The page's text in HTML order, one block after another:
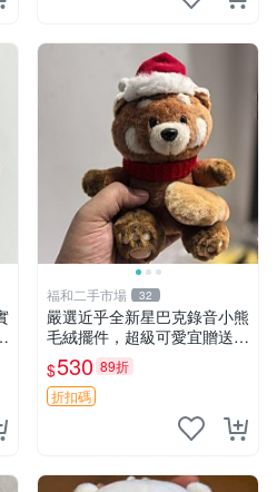
福和二手市場 32
嚴選近乎全新星巴克錄音小熊
毛絨擺件，超級可愛宜贈送掛
飾 錄音小熊 毛絨擺件 贈品
$530 89折
折扣碼